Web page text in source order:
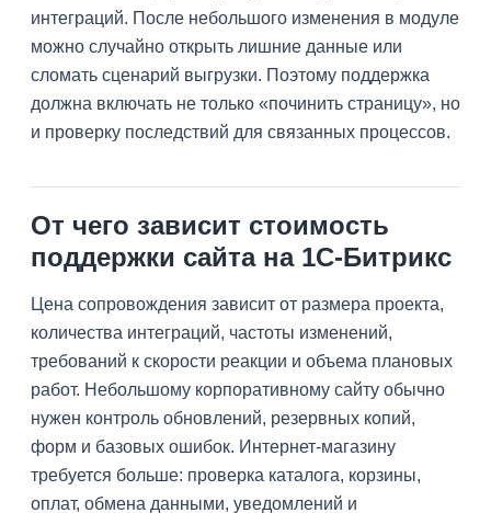
интеграций. После небольшого изменения в модуле
можно случайно открыть лишние данные или
сломать сценарий выгрузки. Поэтому поддержка
должна включать не только «починить страницу», но
и проверку последствий для связанных процессов.
От чего зависит стоимость
поддержки сайта на 1С-Битрикс
Цена сопровождения зависит от размера проекта,
количества интеграций, частоты изменений,
требований к скорости реакции и объема плановых
работ. Небольшому корпоративному сайту обычно
нужен контроль обновлений, резервных копий,
форм и базовых ошибок. Интернет-магазину
требуется больше: проверка каталога, корзины,
оплат, обмена данными, уведомлений и